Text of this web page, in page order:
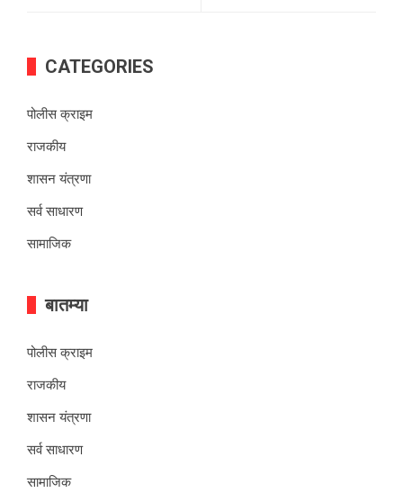
CATEGORIES
पोलीस क्राइम
राजकीय
शासन यंत्रणा
सर्व साधारण
सामाजिक
बातम्या
पोलीस क्राइम
राजकीय
शासन यंत्रणा
सर्व साधारण
सामाजिक